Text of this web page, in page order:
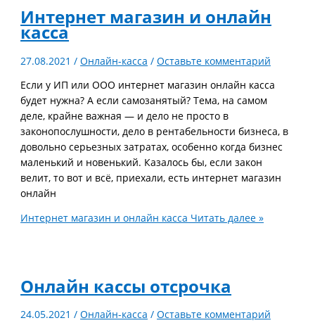
Интернет магазин и онлайн
касса
27.08.2021/Онлайн-касса /Оставьте комментарий
Если у ИП или ООО интернет магазин онлайн касса
будет нужна? А если самозанятый? Тема, на самом
деле, крайне важная — и дело не просто в
законопослушности, дело в рентабельности бизнеса, в
довольно серьезных затратах, особенно когда бизнес
маленький и новенький. Казалось бы, если закон
велит, то вот и всё, приехали, есть интернет магазин
онлайн
Интернет магазин и онлайн касса Читать далее »
Онлайн кассы отсрочка
24.05.2021/Онлайн-касса /Оставьте комментарий